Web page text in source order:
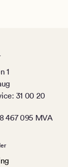
1
31 00 20
467 095 MVA